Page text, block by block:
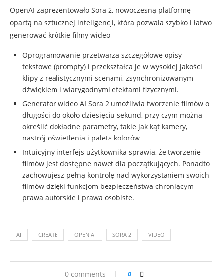
OpenAI zaprezentowało Sora 2, nowoczesną platformę
opartą na sztucznej inteligencji, która pozwala szybko i łatwo
generować krótkie filmy wideo.
Oprogramowanie przetwarza szczegółowe opisy
tekstowe (prompty) i przekształca je w wysokiej jakości
klipy z realistycznymi scenami, zsynchronizowanym
dźwiękiem i wiarygodnymi efektami fizycznymi.
Generator wideo AI Sora 2 umożliwia tworzenie filmów o
długości do około dziesięciu sekund, przy czym można
określić dokładne parametry, takie jak kąt kamery,
nastrój oświetlenia i paleta kolorów.
Intuicyjny interfejs użytkownika sprawia, że tworzenie
filmów jest dostępne nawet dla początkujących. Ponadto
zachowujesz pełną kontrolę nad wykorzystaniem swoich
filmów dzięki funkcjom bezpieczeństwa chroniącym
prawa autorskie i prawa osobiste.
AI CREATE OPEN AI SORA 2 VIDEO
0 comments 0